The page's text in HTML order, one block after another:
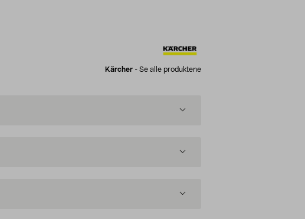
Kärcher - Se alle produktene